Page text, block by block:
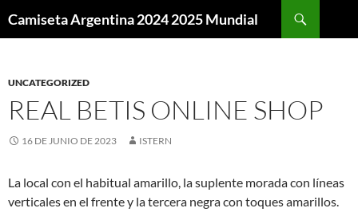
Camiseta Argentina 2024 2025 Mundial
UNCATEGORIZED
REAL BETIS ONLINE SHOP
16 DE JUNIO DE 2023 ISTERN
La local con el habitual amarillo, la suplente morada con líneas
verticales en el frente y la tercera negra con toques amarillos.